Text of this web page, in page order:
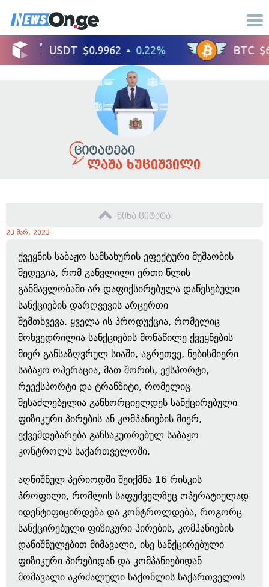
ლაშა ხუციშვილი
წინა ციტატა
23 მარ, 2023
ქვეყნის საბაჟო სამსახურის ეფექტური მუშაობის
შედეგია, რომ განვლილი ერთი წლის
განმავლობაში არ დაფიქსირებულა დაწესებული
სანქციების დარღვევის არცერთი
შემთხვევა. ყველა ის პროდუქცია, რომელიც
მოხვედრილია სანქციების მონაწილე ქვეყნების
მიერ განსაზღვრულ სიაში, აგრეთვე, ნებისმიერი
საბაჟო ოპერაცია, მათ შორის, ექსპორტი,
რეექსპორტი და ტრანზიტი, რომელიც
შესაძლებელია განხორციელდეს სანქცირებული
ფიზიკური პირების ან კომპანიების მიერ,
ექვემდებარება განსაკუთრებულ საბაჟო
კონტროლს საქართველოში.
აღნიშნულ პერიოდში შეიქმნა 16 რისკის
პროფილი, რომლის საფუძველზეც ოპერატიულად
იდენტიფიცირდება და კონტროლდება, როგორც
სანქცირებული ფიზიკური პირების, კომპანიების
დანიშნულებით მიმავალი, ისე სანქცირებული
ფიზიკური პირებიდან და კომპანიებიდან
მომავალი აკრძალული საქონლის საქართველოს